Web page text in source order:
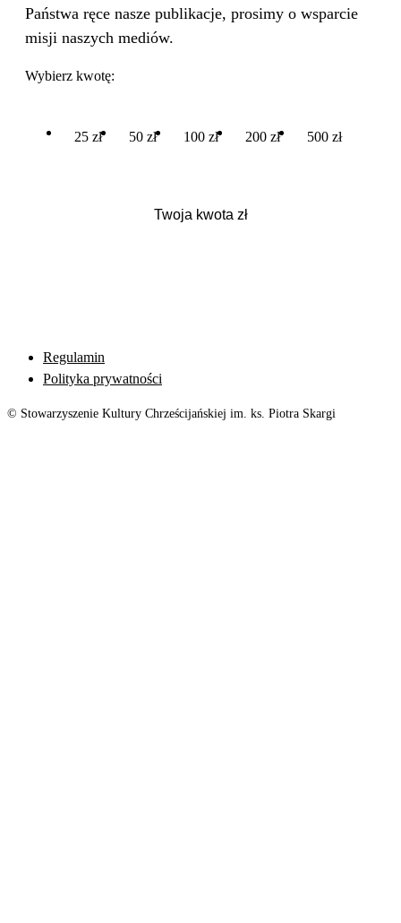
Państwa ręce nasze publikacje, prosimy o wsparcie
misji naszych mediów.
Wybierz kwotę:
25 zł 50 zł 100 zł 200 zł 500 zł
Regulamin
Polityka prywatności
© Stowarzyszenie Kultury Chrześcijańskiej im. ks. Piotra Skargi